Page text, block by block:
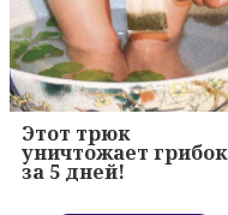
Этот трюк
уничтожает грибок
за 5 дней!